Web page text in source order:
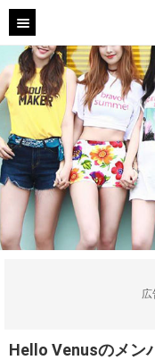
広
Hello Venusのメン